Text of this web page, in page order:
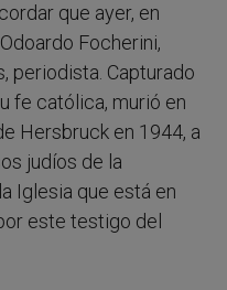
que ayer, en
Focherini,
periodista. Capturado
fe católica, murió en
Hersbruck en 1944, a
judíos de la
Iglesia que está en
este testigo del